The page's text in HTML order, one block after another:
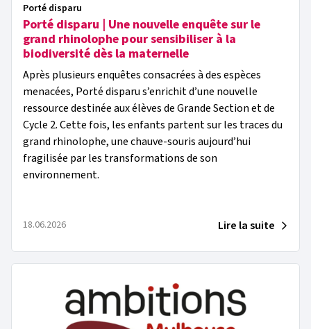
Porté disparu
Porté disparu | Une nouvelle enquête sur le
grand rhinolophe pour sensibiliser à la
biodiversité dès la maternelle
Après plusieurs enquêtes consacrées à des espèces
menacées, Porté disparu s’enrichit d’une nouvelle
ressource destinée aux élèves de Grande Section et de
Cycle 2. Cette fois, les enfants partent sur les traces du
grand rhinolophe, une chauve-souris aujourd’hui
fragilisée par les transformations de son
environnement.
18.06.2026 Lire la suite